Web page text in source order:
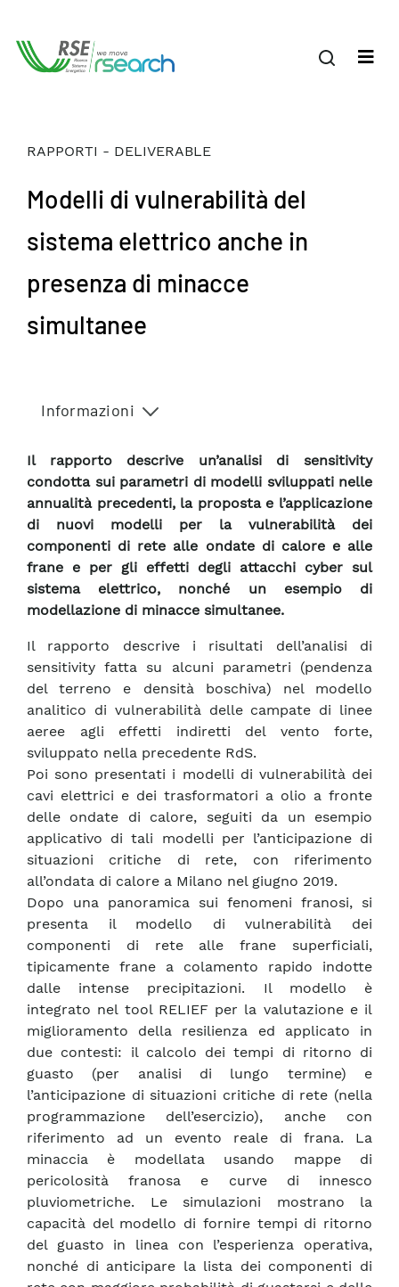
RAPPORTI - DELIVERABLE
Modelli di vulnerabilità del
sistema elettrico anche in
presenza di minacce
simultanee
Informazioni
Il rapporto descrive un’analisi di sensitivity
condotta sui parametri di modelli sviluppati nelle
annualità precedenti, la proposta e l’applicazione
di nuovi modelli per la vulnerabilità dei
componenti di rete alle ondate di calore e alle
frane e per gli effetti degli attacchi cyber sul
sistema elettrico, nonché un esempio di
modellazione di minacce simultanee.
Il rapporto descrive i risultati dell’analisi di
sensitivity fatta su alcuni parametri (pendenza
del terreno e densità boschiva) nel modello
analitico di vulnerabilità delle campate di linee
aeree agli effetti indiretti del vento forte,
sviluppato nella precedente RdS.
Poi sono presentati i modelli di vulnerabilità dei
cavi elettrici e dei trasformatori a olio a fronte
delle ondate di calore, seguiti da un esempio
applicativo di tali modelli per l’anticipazione di
situazioni critiche di rete, con riferimento
all’ondata di calore a Milano nel giugno 2019.
Dopo una panoramica sui fenomeni franosi, si
presenta il modello di vulnerabilità dei
componenti di rete alle frane superficiali,
tipicamente frane a colamento rapido indotte
dalle intense precipitazioni. Il modello è
integrato nel tool RELIEF per la valutazione e il
miglioramento della resilienza ed applicato in
due contesti: il calcolo dei tempi di ritorno di
guasto (per analisi di lungo termine) e
l’anticipazione di situazioni critiche di rete (nella
programmazione dell’esercizio), anche con
riferimento ad un evento reale di frana. La
minaccia è modellata usando mappe di
pericolosità franosa e curve di innesco
pluviometriche. Le simulazioni mostrano la
capacità del modello di fornire tempi di ritorno
del guasto in linea con l’esperienza operativa,
nonché di anticipare la lista dei componenti di